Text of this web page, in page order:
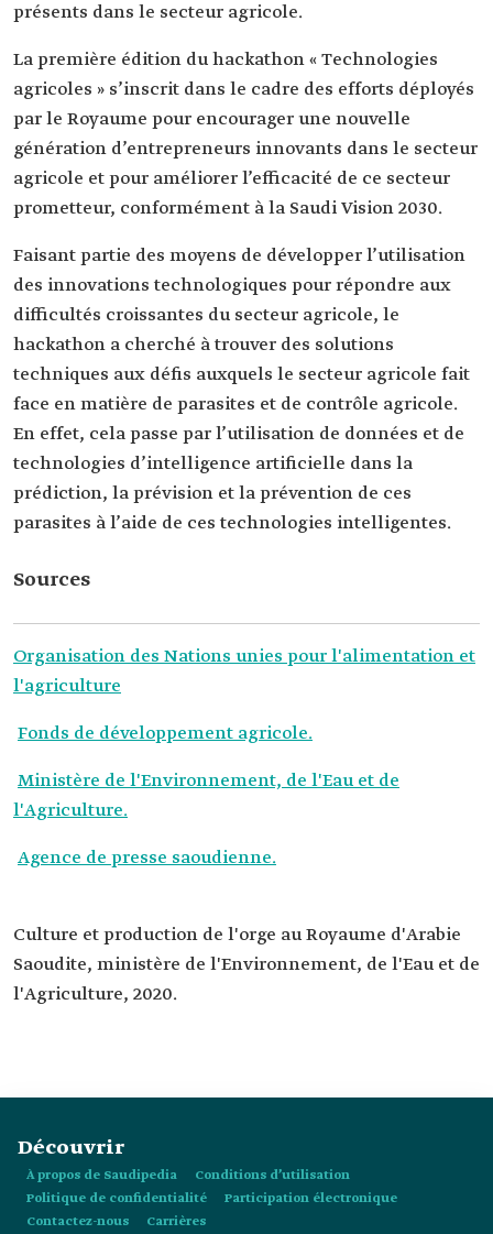
présents dans le secteur agricole.
La première édition du hackathon « Technologies
agricoles » s’inscrit dans le cadre des efforts déployés
par le Royaume pour encourager une nouvelle
génération d’entrepreneurs innovants dans le secteur
agricole et pour améliorer l’efficacité de ce secteur
prometteur, conformément à la Saudi Vision 2030.
Faisant partie des moyens de développer l’utilisation
des innovations technologiques pour répondre aux
difficultés croissantes du secteur agricole, le
hackathon a cherché à trouver des solutions
techniques aux défis auxquels le secteur agricole fait
face en matière de parasites et de contrôle agricole.
En effet, cela passe par l’utilisation de données et de
technologies d’intelligence artificielle dans la
prédiction, la prévision et la prévention de ces
parasites à l’aide de ces technologies intelligentes.
Sources
Organisation des Nations unies pour l'alimentation et
l'agriculture
Fonds de développement agricole.
Ministère de l'Environnement, de l'Eau et de
l'Agriculture.
Agence de presse saoudienne.
Culture et production de l'orge au Royaume d'Arabie
Saoudite, ministère de l'Environnement, de l'Eau et de
l'Agriculture, 2020.
Découvrir
À propos de Saudipedia
Conditions d’utilisation
Politique de confidentialité
Participation électronique
Contactez-nous
Carrières